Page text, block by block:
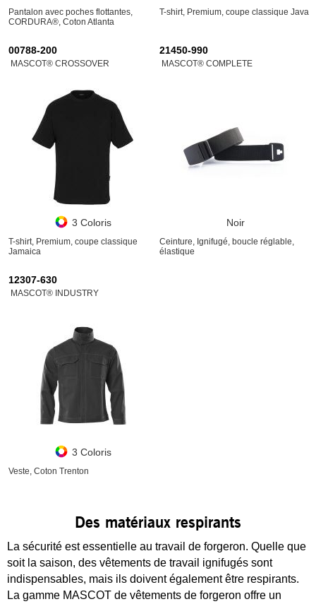
Pantalon avec poches flottantes,
CORDURA®, Coton Atlanta
T-shirt, Premium, coupe classique Java
00788-200
MASCOT® CROSSOVER
3 Coloris
T-shirt, Premium, coupe classique
Jamaica
21450-990
MASCOT® COMPLETE
Noir
Ceinture, Ignifugé, boucle réglable,
élastique
12307-630
MASCOT® INDUSTRY
3 Coloris
Veste, Coton Trenton
Des matériaux respirants
La sécurité est essentielle au travail de forgeron. Quelle que
soit la saison, des vêtements de travail ignifugés sont
indispensables, mais ils doivent également être respirants.
La gamme MASCOT de vêtements de forgeron offre un